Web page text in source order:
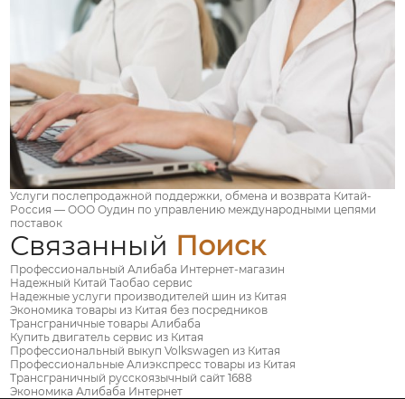
Услуги послепродажной поддержки, обмена и возврата Китай-
Россия — ООО Оудин по управлению международными цепями
поставок
Связанный Поиск
Профессиональный Алибаба Интернет-магазин
Надежный Китай Таобао сервис
Надежные услуги производителей шин из Китая
Экономика товары из Китая без посредников
Трансграничные товары Алибаба
Купить двигатель сервис из Китая
Профессиональный выкуп Volkswagen из Китая
Профессиональные Алиэкспресс товары из Китая
Трансграничный русскоязычный сайт 1688
Экономика Алибаба Интернет